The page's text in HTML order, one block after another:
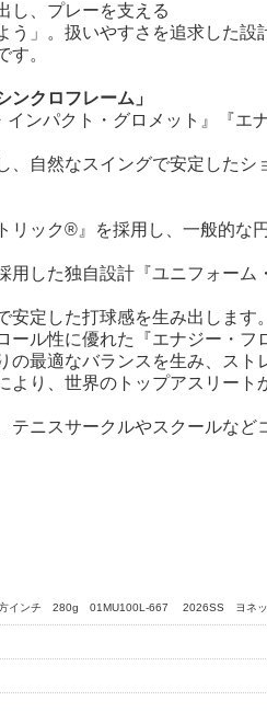
し、プレーを支える
う」。扱いやすさを追求した
す。
クロフレーム」
ンパクト・グロメット』『エ
自然なスイングで安定したシ
リック®』を採用し、一般的
用した独自設計『ユニフォー
定した打球感を生み出します。
ル性に優れた『エナジー・フ
最適なバランスを生み、スト
り、世界のトップアスリート
テニスサークルやスクールな
インチ 280g 01MU100L-667 2026SS ヨネッ